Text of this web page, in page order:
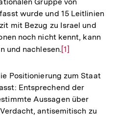
wurde und 15 Leitlinien
mit Bezug zu Israel und
noch nicht kennt, kann
und nachlesen.Zur
der
Fußnote
[1]
Positionierung zum Staat
Entsprechend der
Aussagen über
antisemitisch zu